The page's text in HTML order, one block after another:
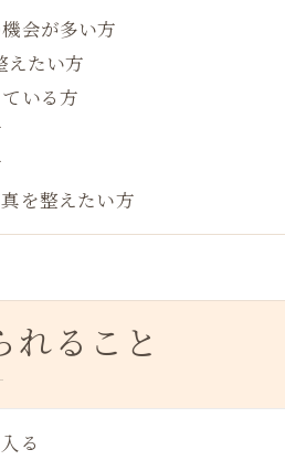
会が多い方
えたい方
いる方
を整えたい方
れること
る